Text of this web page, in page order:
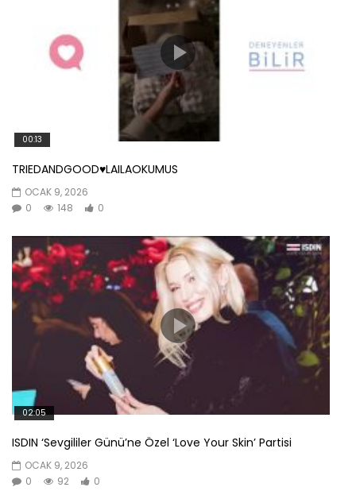
00:13
TRIEDANDGOOD♥️LAILAOKUMUS
OCAK 9, 2026
0
148 0
02:05
ISDIN ‘Sevgililer Günü’ne Özel ‘Love Your Skin’ Partisi
OCAK 9, 2026
0
92 0